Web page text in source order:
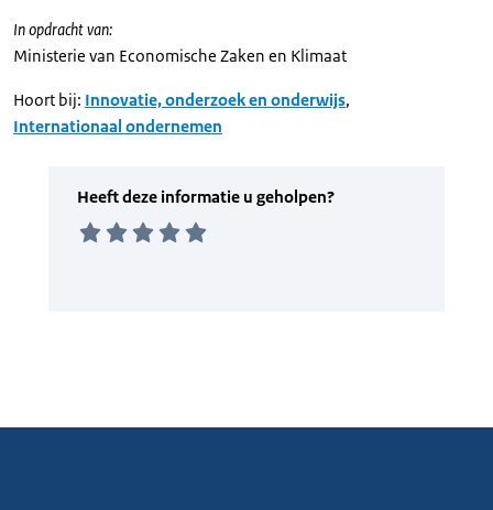
In opdracht van:
Ministerie van Economische Zaken en Klimaat
Hoort bij: Innovatie, onderzoek en onderwijs,
Internationaal ondernemen